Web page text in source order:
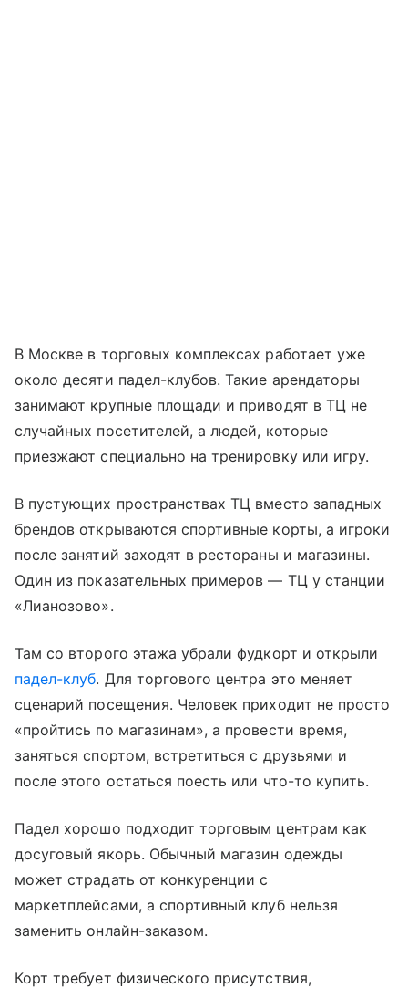
В Москве в торговых комплексах работает уже
около десяти падел-клубов. Такие арендаторы
занимают крупные площади и приводят в ТЦ не
случайных посетителей, а людей, которые
приезжают специально на тренировку или игру.
В пустующих пространствах ТЦ вместо западных
брендов открываются спортивные корты, а игроки
после занятий заходят в рестораны и магазины.
Один из показательных примеров — ТЦ у станции
«Лианозово».
Там со второго этажа убрали фудкорт и открыли
падел-клуб. Для торгового центра это меняет
сценарий посещения. Человек приходит не просто
«пройтись по магазинам», а провести время,
заняться спортом, встретиться с друзьями и
после этого остаться поесть или что-то купить.
Падел хорошо подходит торговым центрам как
досуговый якорь. Обычный магазин одежды
может страдать от конкуренции с
маркетплейсами, а спортивный клуб нельзя
заменить онлайн-заказом.
Корт требует физического присутствия,